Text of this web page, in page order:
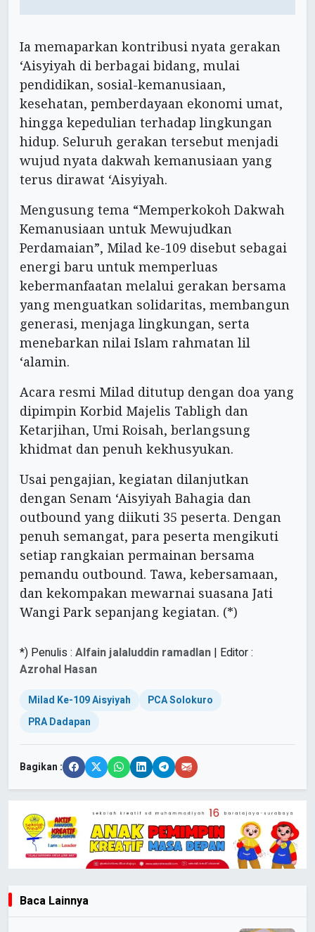
Ia memaparkan kontribusi nyata gerakan
‘Aisyiyah di berbagai bidang, mulai
pendidikan, sosial-kemanusiaan,
kesehatan, pemberdayaan ekonomi umat,
hingga kepedulian terhadap lingkungan
hidup. Seluruh gerakan tersebut menjadi
wujud nyata dakwah kemanusiaan yang
terus dirawat ‘Aisyiyah.
Mengusung tema “Memperkokoh Dakwah
Kemanusiaan untuk Mewujudkan
Perdamaian”, Milad ke-109 disebut sebagai
energi baru untuk memperluas
kebermanfaatan melalui gerakan bersama
yang menguatkan solidaritas, membangun
generasi, menjaga lingkungan, serta
menebarkan nilai Islam rahmatan lil
‘alamin.
Acara resmi Milad ditutup dengan doa yang
dipimpin Korbid Majelis Tabligh dan
Ketarjihan, Umi Roisah, berlangsung
khidmat dan penuh kekhusyukan.
Usai pengajian, kegiatan dilanjutkan
dengan Senam ‘Aisyiyah Bahagia dan
outbound yang diikuti 35 peserta. Dengan
penuh semangat, para peserta mengikuti
setiap rangkaian permainan bersama
pemandu outbound. Tawa, kebersamaan,
dan kekompakan mewarnai suasana Jati
Wangi Park sepanjang kegiatan. (*)
*) Penulis : Alfain jalaluddin ramadlan | Editor :
Azrohal Hasan
Milad Ke-109 Aisyiyah
PCA Solokuro
PRA Dadapan
Bagikan :
Baca Lainnya